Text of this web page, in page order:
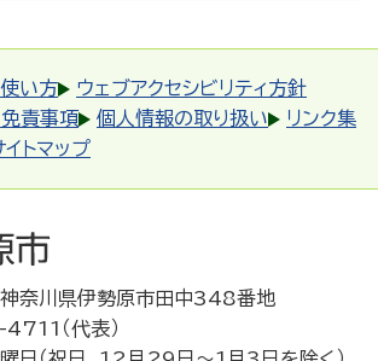
い方
ウェブアクセシビリティ方針
免責事項
個人情報の取り扱い
リンク集
イトマップ
川県伊勢原市田中348番地
（代表）